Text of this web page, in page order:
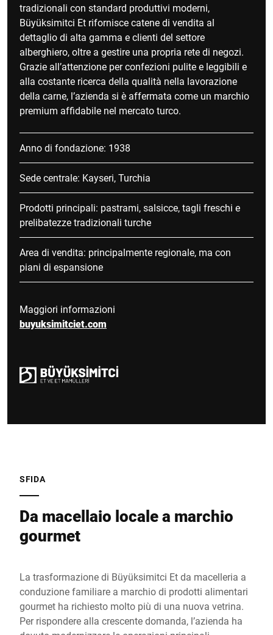
tradizionali con standard produttivi moderni,
Büyüksimitci Et rifornisce catene di vendita al
dettaglio di alta gamma e clienti del settore
alberghiero, oltre a gestire una propria rete di negozi.
Grazie all’attenzione per confezioni pulite e leggibili e
alla costante ricerca della qualità nella lavorazione
della carne, l’azienda si è affermata come un marchio
premium affidabile nel mercato turco.
Anno di fondazione: 1938
Sede centrale: Kayseri, Turchia
Prodotti principali: pastrami, salsicce, tagli freschi e
prelibatezze tradizionali turche
Area di vendita: principalmente regionale, ma con
piani di espansione
Maggiori informazioni
buyuksimitciet.com
SFIDA
Da macellaio locale a marchio
gourmet
La trasformazione di Büyüksimitci Et da macelleria a
conduzione familiare a marchio di prodotti alimentari
gourmet ha richiesto molto più di una nuova vetrina.
Per rispondere alla crescente domanda, l’azienda ha